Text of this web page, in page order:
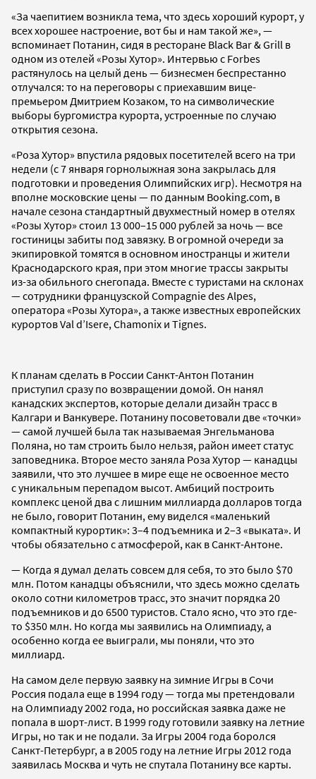
«За чаепитием возникла тема, что здесь хороший курорт, у
всех хорошее настроение, вот бы и нам такой же», —
вспоминает Потанин, сидя в ресторане Black Bar & Grill в
одном из отелей «Розы Хутор». Интервью с Forbes
растянулось на целый день — бизнесмен беспрестанно
отлучался: то на переговоры с приехавшим вице-
премьером Дмитрием Козаком, то на символические
выборы бургомистра курорта, устроенные по случаю
открытия сезона.
«Роза Хутор» впустила рядовых посетителей всего на три
недели (с 7 января горнолыжная зона закрылась для
подготовки и проведения Олимпийских игр). Несмотря на
вполне московские цены — по данным Booking.com, в
начале сезона стандартный двухместный номер в отелях
«Розы Хутор» стоил 13 000–15 000 рублей за ночь — все
гостиницы забиты под завязку. В огромной очереди за
экипировкой томятся в основном иностранцы и жители
Краснодарского края, при этом многие трассы закрыты
из-за обильного снегопада. Вместе с туристами на склонах
— сотрудники французской Compagnie des Alpes,
оператора «Розы Хутора», а также известных европейских
курортов Val d’Isere, Chamonix и Tignes.
К планам сделать в России Санкт-Антон Потанин
приступил сразу по возвращении домой. Он нанял
канадских экспертов, которые делали дизайн трасс в
Калгари и Ванкувере. Потанину посоветовали две «точки»
— самой лучшей была так называемая Энгельманова
Поляна, но там строить было нельзя, район имеет статус
заповедника. Второе место заняла Роза Хутор — канадцы
заявили, что это лучшее в мире еще не освоенное место
с уникальным перепадом высот. Амбиций построить
комплекс ценой два с лишним миллиарда долларов тогда
не было, говорит Потанин, ему виделся «маленький
компактный курортик»: 3–4 подъемника и 2–3 «выката». И
чтобы обязательно с атмосферой, как в Санкт-Антоне.
— Когда я думал делать совсем для себя, то это было $70
млн. Потом канадцы объяснили, что здесь можно сделать
около сотни километров трасс, это значит порядка 20
подъемников и до 6500 туристов. Стало ясно, что это где-
то $350 млн. Но когда мы заявились на Олимпиаду, а
особенно когда ее выиграли, мы поняли, что это
миллиард.
На самом деле первую заявку на зимние Игры в Сочи
Россия подала еще в 1994 году — тогда мы претендовали
на Олимпиаду 2002 года, но российская заявка даже не
попала в шорт-лист. В 1999 году готовили заявку на летние
Игры, но так и не подали. За Игры 2004 года боролся
Санкт-Петербург, а в 2005 году на летние Игры 2012 года
заявилась Москва и чуть не спутала Потанину все карты.